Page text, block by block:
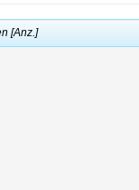
[Anz.]